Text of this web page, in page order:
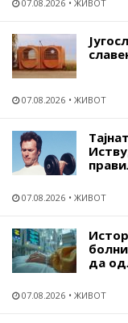
07.08.2026 ЖИВОТ
07.08.2026 ЖИВОТ
07.08.2026 ЖИВОТ
да
07.08.2026 ЖИВОТ